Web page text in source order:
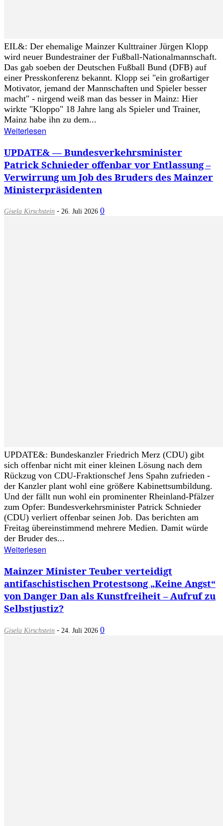
EIL&: Der ehemalige Mainzer Kulttrainer Jürgen Klopp
wird neuer Bundestrainer der Fußball-Nationalmannschaft.
Das gab soeben der Deutschen Fußball Bund (DFB) auf
einer Presskonferenz bekannt. Klopp sei "ein großartiger
Motivator, jemand der Mannschaften und Spieler besser
macht" - nirgend weiß man das besser in Mainz: Hier
wirkte "Kloppo" 18 Jahre lang als Spieler und Trainer,
Mainz habe ihn zu dem...
Weiterlesen
UPDATE& — Bundesverkehrsminister
Patrick Schnieder offenbar vor Entlassung –
Verwirrung um Job des Bruders des Mainzer
Ministerpräsidenten
Gisela Kirschstein - 26. Juli 2026 0
UPDATE&: Bundeskanzler Friedrich Merz (CDU) gibt
sich offenbar nicht mit einer kleinen Lösung nach dem
Rückzug von CDU-Fraktionschef Jens Spahn zufrieden -
der Kanzler plant wohl eine größere Kabinettsumbildung.
Und der fällt nun wohl ein prominenter Rheinland-Pfälzer
zum Opfer: Bundesverkehrsminister Patrick Schnieder
(CDU) verliert offenbar seinen Job. Das berichten am
Freitag übereinstimmend mehrere Medien. Damit würde
der Bruder des...
Weiterlesen
Mainzer Minister Teuber verteidigt
antifaschistischen Protestsong „Keine Angst“
von Danger Dan als Kunstfreiheit – Aufruf zu
Selbstjustiz?
Gisela Kirschstein - 24. Juli 2026 0